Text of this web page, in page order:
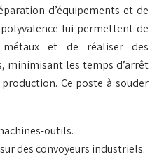
d’équipements et de
lui permettent de
et de réaliser des
minimisant les temps d’arrêt
Ce poste à souder
outils.
des convoyeurs industriels.